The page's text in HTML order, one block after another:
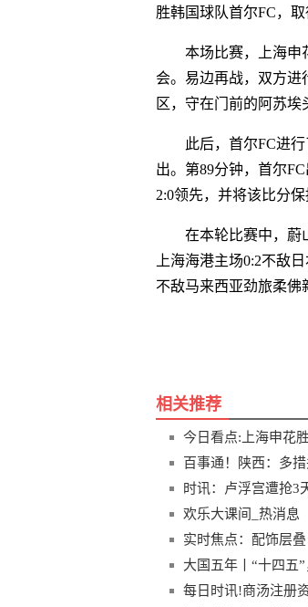
胜韩国球队首尔FC，
本场比赛，上海申
会。易边再战，双方进
区，守在门前的阿苏埃
此后，首尔FC进
出。第89分钟，首尔
2:0领先，并将该比分保
在本轮比赛中，蔚
上海海港主场0:2不敌
不敌马来西亚劲旅柔佛
相关推荐
今日看点:上海申花
百事通！陕西：多
时讯：卢浮宫遭抢3
欢乐大课间_热消息
实时焦点：配饰层
大国五年丨“十四五
每日时讯!商汤注册